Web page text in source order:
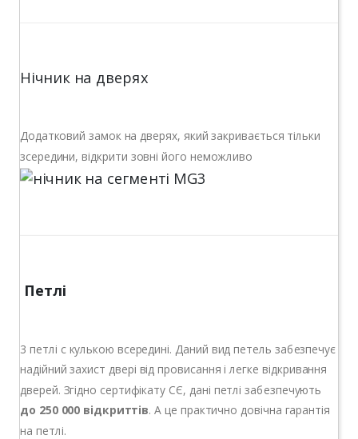
Нічник на дверях
Додатковий замок на дверях, який закривається тільки
зсередини, відкрити зовні його неможливо
Петлі
3 петлі c кулькою всередині. Даний вид петель забезпечує
надійний захист двері від провисання і легке відкривання
дверей. Згідно сертифікату СЄ, дані петлі забезпечують
до 250 000 відкриттів. А це практично довічна гарантія
на петлі.